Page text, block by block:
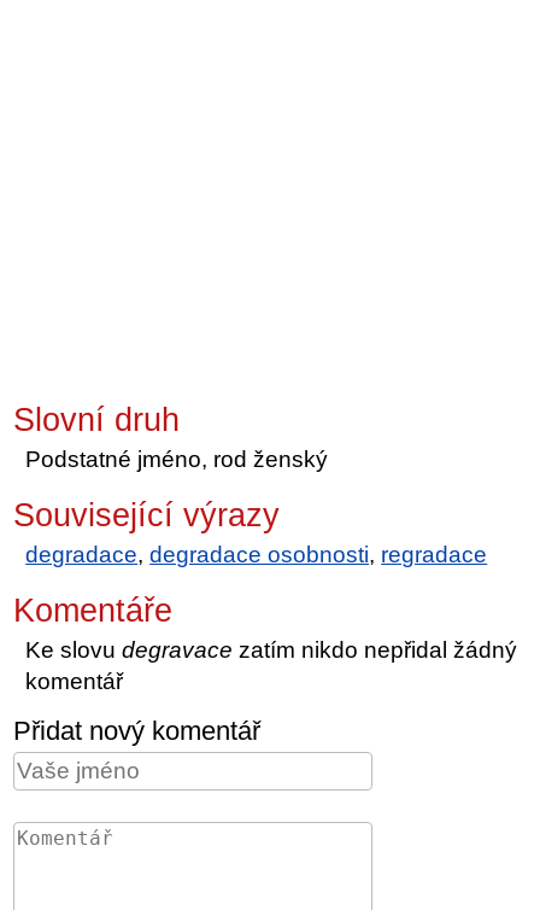
Slovní druh
Podstatné jméno, rod ženský
Související výrazy
degradace,degradace osobnosti, regradace
Komentáře
Ke slovudegravace zatím nikdo nepřidal žádný
komentář
Přidat nový komentář